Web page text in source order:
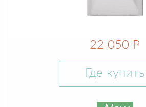
22 050 Р
Где купить